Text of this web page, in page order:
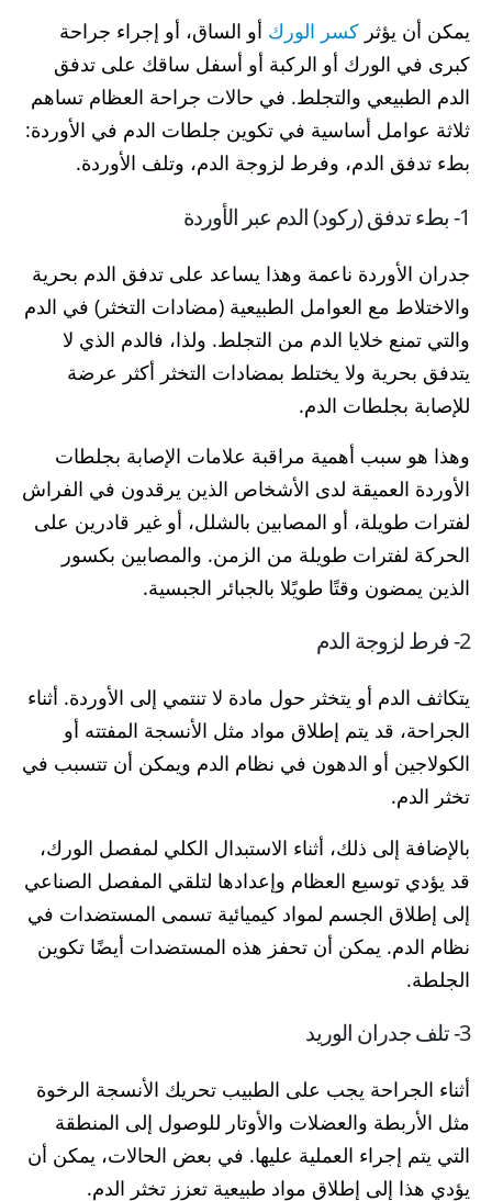
يمكن أن يؤثر كسر الورك أو الساق، أو إجراء جراحة
كبرى في الورك أو الركبة أو أسفل ساقك على تدفق
الدم الطبيعي والتجلط. في حالات جراحة العظام تساهم
ثلاثة عوامل أساسية في تكوين جلطات الدم في الأوردة:
بطء تدفق الدم، وفرط لزوجة الدم، وتلف الأوردة.
1- بطء تدفق (ركود) الدم عبر الأوردة
جدران الأوردة ناعمة وهذا يساعد على تدفق الدم بحرية
والاختلاط مع العوامل الطبيعية (مضادات التخثر) في الدم
والتي تمنع خلايا الدم من التجلط. ولذا، فالدم الذي لا
يتدفق بحرية ولا يختلط بمضادات التخثر أكثر عرضة
للإصابة بجلطات الدم.
وهذا هو سبب أهمية مراقبة علامات الإصابة بجلطات
الأوردة العميقة لدى الأشخاص الذين يرقدون في الفراش
لفترات طويلة، أو المصابين بالشلل، أو غير قادرين على
الحركة لفترات طويلة من الزمن. والمصابين بكسور
الذين يمضون وقتًا طويًلا بالجبائر الجبسية.
2- فرط لزوجة الدم
يتكاثف الدم أو يتخثر حول مادة لا تنتمي إلى الأوردة. أثناء
الجراحة، قد يتم إطلاق مواد مثل الأنسجة المفتته أو
الكولاجين أو الدهون في نظام الدم ويمكن أن تتسبب في
تخثر الدم.
بالإضافة إلى ذلك، أثناء الاستبدال الكلي لمفصل الورك،
قد يؤدي توسيع العظام وإعدادها لتلقي المفصل الصناعي
إلى إطلاق الجسم لمواد كيميائية تسمى المستضدات في
نظام الدم. يمكن أن تحفز هذه المستضدات أيضًا تكوين
الجلطة.
3- تلف جدران الوريد
أثناء الجراحة يجب على الطبيب تحريك الأنسجة الرخوة
مثل الأربطة والعضلات والأوتار للوصول إلى المنطقة
التي يتم إجراء العملية عليها. في بعض الحالات، يمكن أن
يؤدي هذا إلى إطلاق مواد طبيعية تعزز تخثر الدم.